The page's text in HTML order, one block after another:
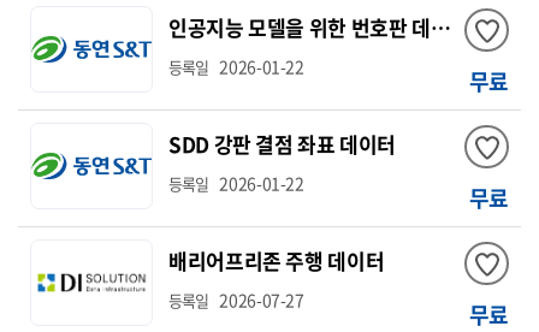
인공지능 모델을 위한 번호판 데이터
등록일 2026-01-22 무료
SDD 강판 결점 좌표 데이터
등록일 2026-01-22 무료
배리어프리존 주행 데이터
등록일 2026-07-27 무료